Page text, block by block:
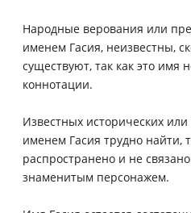
Народные верования или
именем Гасия, неизвестны,
существуют, так как это имя
коннотации.
Известных исторических
именем Гасия трудно найти,
распространено и не
знаменитым персонажем.